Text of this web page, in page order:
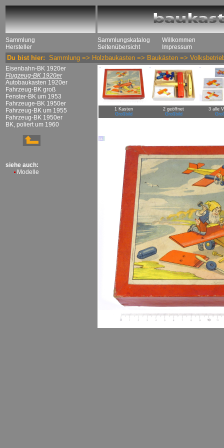
Sammlung
Hersteller
Sammlungskatalog
Seitenübersicht
Willkommen
Impressum
Du bist hier: Sammlung => Holzbaukasten => Baukästen =>
Eisenbahn-BK 1920er
Flugzeug-BK 1920er
Autobaukasten 1920er
Fahrzeug-BK groß
Fenster-BK um 1953
Fahrzeuge-BK 1950er
Fahrzeug-BK um 1955
Fahrzeug-BK 1950er
BK, poliert um 1960
siehe auch:
Modelle
1 Kasten
Großbild
2 geöffnet
Großbild
3 alle